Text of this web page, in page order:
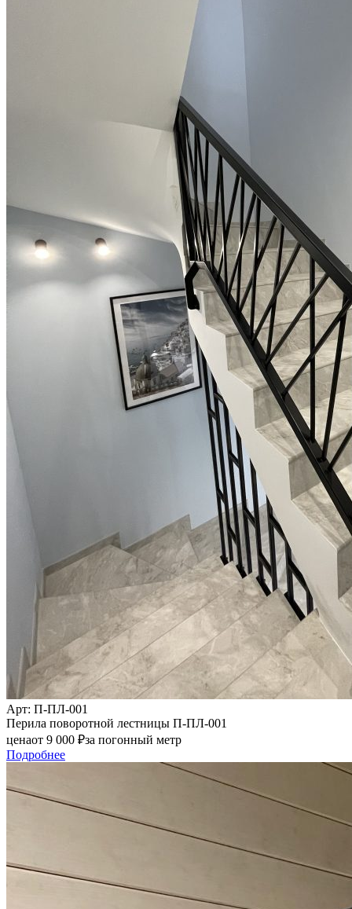
Арт: П-ПЛ-001
Перила поворотной лестницы П-ПЛ-001
ценаот 9 000 ₽за погонный метр
Подробнее